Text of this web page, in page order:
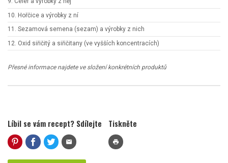
10. Hořčice a výrobky z ní
11. Sezamová semena (sezam) a výrobky z nich
12. Oxid siřičitý a siřičitany (ve vyšších koncentracích)
Přesné informace najdete ve složení konkrétních produktů
Líbil se vám recept? Sdílejte
mail
Tiskněte
print